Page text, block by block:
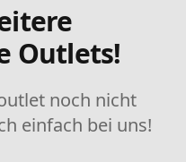
Outlets!
noch nicht
einfach bei uns!